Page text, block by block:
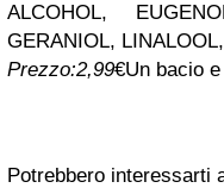
ALCOHOL,
GERANIOL,
Prezzo:2,99€Un bacio
Potrebbero interessarti